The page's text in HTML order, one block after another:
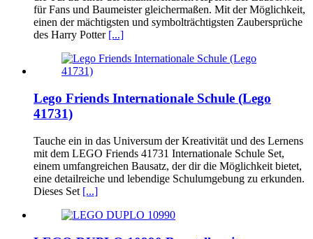
für Fans und Baumeister gleichermaßen. Mit der Möglichkeit,
einen der mächtigsten und symbolträchtigsten Zaubersprüche
des Harry Potter [...]
Lego Friends Internationale Schule (Lego
41731)
Tauche ein in das Universum der Kreativität und des Lernens
mit dem LEGO Friends 41731 Internationale Schule Set,
einem umfangreichen Bausatz, der dir die Möglichkeit bietet,
eine detailreiche und lebendige Schulumgebung zu erkunden.
Dieses Set [...]